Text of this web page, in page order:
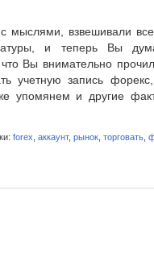
мыслями, взвешивали
и теперь Вы
Вы внимательно
учетную запись
упомянем и другие
forex аккаунт, рынок торговать